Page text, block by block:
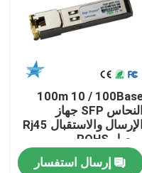
100m 10 /
النحاس SFP جهاز
الإرسال والاستقبال Rj45
موصل ROHS
إرسال استفسار